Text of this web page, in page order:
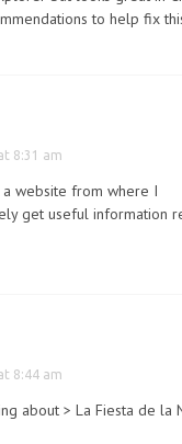
to help fix
8:31 am
website from where I
get useful information
8:44 am
about > La Fiesta de la